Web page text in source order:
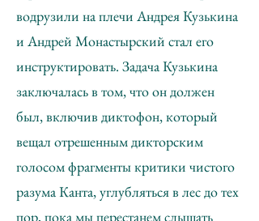
водрузили на плечи Андрея Кузькина
и Андрей Монастырский стал его
инструктировать. Задача Кузькина
заключалась в том, что он должен
был, включив диктофон, который
вещал отрешенным дикторским
голосом фрагменты критики чистого
разума Канта, углубляться в лес до тех
пор, пока мы перестанем слышать